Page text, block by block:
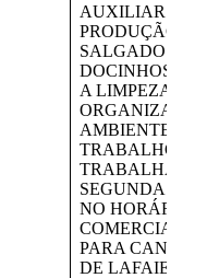
AUXILIAR NA
PRODUÇÃO DE
SALGADOS,
DOCINHOS,
A LIMPEZA E
ORGANIZAÇÃO
AMBIENTE DE
TRABALHO.
TRABALHAR DE
SEGUNDA A
NO HORÁRIO
COMERCIAL.
PARA
DE LAFAIETE.